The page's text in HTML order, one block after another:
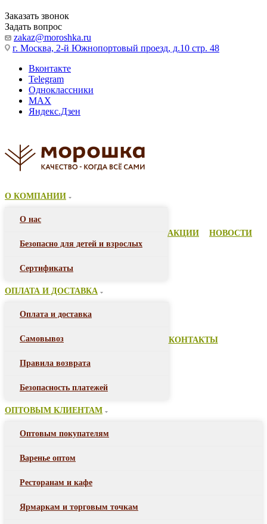
Заказать звонок
Задать вопрос
zakaz@moroshka.ru
г. Москва, 2-й Южнопортовый проезд, д.10 стр. 48
Вконтакте
Telegram
Одноклассники
MAX
Яндекс.Дзен
О КОМПАНИИ
О нас
Безопасно для детей и взрослых
Сертификаты
АКЦИИ НОВОСТИ
ОПЛАТА И ДОСТАВКА
Оплата и доставка
Самовывоз
Правила возврата
Безопасность платежей
КОНТАКТЫ
ОПТОВЫМ КЛИЕНТАМ
Оптовым покупателям
Варенье оптом
Ресторанам и кафе
Ярмаркам и торговым точкам